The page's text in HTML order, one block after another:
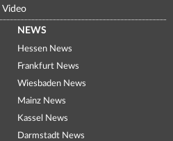
Video
NEWS
Hessen News
Frankfurt News
Wiesbaden News
Mainz News
Kassel News
Darmstadt News